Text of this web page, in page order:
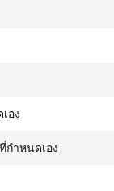
อง
กำหนดเอง